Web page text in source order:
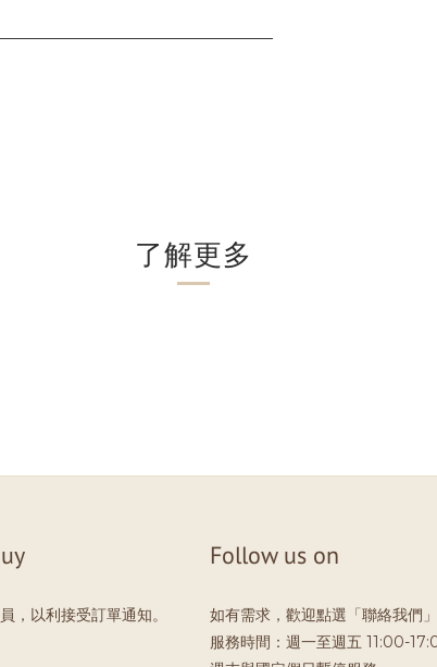
了解更多
，以利接受訂單通知。
Follow us on
如有需求，歡迎點選「聯絡我們
服務時間：週一至週五 11:00-